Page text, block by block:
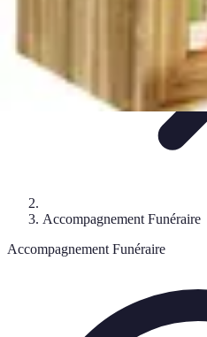
Accompagnement Funéraire
Accompagnement Funéraire